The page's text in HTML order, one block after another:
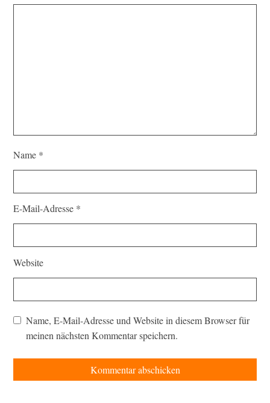
Name *
E-Mail-Adresse *
Website
Name, E-Mail-Adresse und Website in diesem Browser für
meinen nächsten Kommentar speichern.